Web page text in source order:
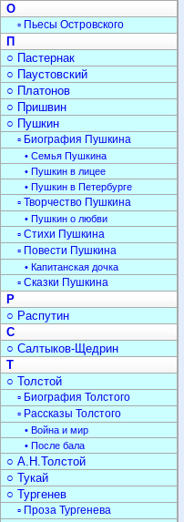
О
▫ Пьесы Островского
П
○ Пастернак
○ Паустовский
○ Платонов
○ Пришвин
○ Пушкин
▫ Биография Пушкина
• Семья Пушкина
• Пушкин в лицее
• Пушкин в Петербурге
▫ Творчество Пушкина
• Пушкин о любви
▫ Стихи Пушкина
▫ Повести Пушкина
• Капитанская дочка
▫ Сказки Пушкина
Р
○ Распутин
С
○ Салтыков-Щедрин
Т
○ Толстой
▫ Биография Толстого
▫ Рассказы Толстого
• Война и мир
• После бала
○ А.Н.Толстой
○ Тукай
○ Тургенев
▫ Проза Тургенева